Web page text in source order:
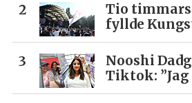
Tio
fyllde
Nooshi
Tiktok: